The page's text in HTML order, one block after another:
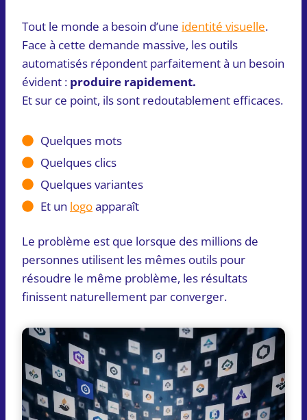
Tout le monde a besoin d’une identité visuelle.
Face à cette demande massive, les outils
automatisés répondent parfaitement à un besoin
évident : produire rapidement.
Et sur ce point, ils sont redoutablement efficaces.
Quelques mots
Quelques clics
Quelques variantes
Et un logoapparaît
Le problème est que lorsque des millions de
personnes utilisent les mêmes outils pour
résoudre le même problème, les résultats
finissent naturellement par converger.